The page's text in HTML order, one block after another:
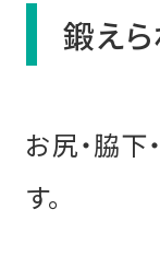
鍛え
お尻・脇下
す。